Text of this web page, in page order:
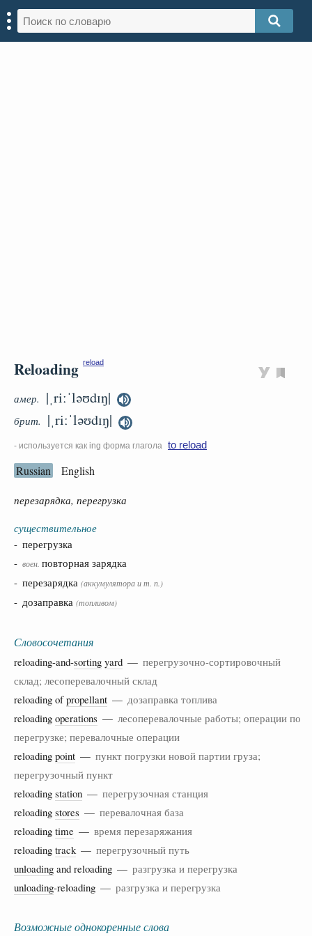
Reloading reload
амер. |ˌriːˈləʊdɪŋ|
брит. |ˌriːˈləʊdɪŋ|
- используется как ing форма глагола to reload
Russian English
перезарядка, перегрузка
существительное
- перегрузка
- воен. повторная зарядка
- перезарядка (аккумулятора и т. п.)
- дозаправка (топливом)
Словосочетания
reloading-and-sorting yard — перегрузочно-сортировочный
склад; лесоперевалочный склад
reloading ofpropellant — дозаправка топлива
reloading operations — лесоперевалочные работы; операции по
перегрузке; перевалочные операции
reloading point — пункт погрузки новой партии груза;
перегрузочный пункт
reloading station — перегрузочная станция
reloading stores — перевалочная база
reloading time — время перезаряжания
reloading track — перегрузочный путь
unloading and reloading — разгрузка и перегрузка
unloading-reloading — разгрузка и перегрузка
Возможные однокоренные слова